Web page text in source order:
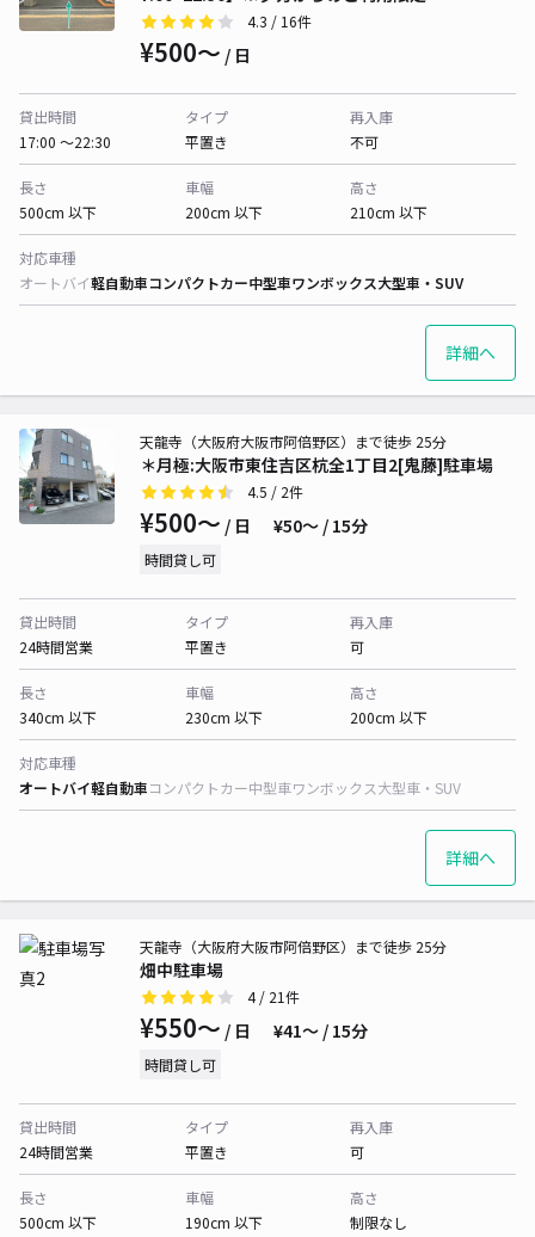
4.3 / 16件
¥500〜 / 日
貸出時間
17:00 〜22:30
タイプ
平置き
再入庫
不可
長さ
500cm 以下
車幅
200cm 以下
高さ
210cm 以下
対応車種
オートバイ軽自動車コンパクトカー中型車ワンボックス大型車・SUV
詳細へ
＊月極:大阪市東住吉区杭全1丁目2[鬼藤]駐車場
天龍寺（大阪府大阪市阿倍野区）まで徒歩 25分
4.5 / 2件
¥500〜 / 日 ¥50〜 / 15分
時間貸し可
貸出時間
24時間営業
タイプ
平置き
再入庫
可
長さ
340cm 以下
車幅
230cm 以下
高さ
200cm 以下
対応車種
オートバイ軽自動車コンパクトカー中型車ワンボックス大型車・SUV
詳細へ
畑中駐車場
天龍寺（大阪府大阪市阿倍野区）まで徒歩 25分
4/ 21件
¥550〜 / 日 ¥41〜 / 15分
時間貸し可
貸出時間
24時間営業
タイプ
平置き
再入庫
可
長さ
500cm 以下
車幅
190cm 以下
高さ
制限なし